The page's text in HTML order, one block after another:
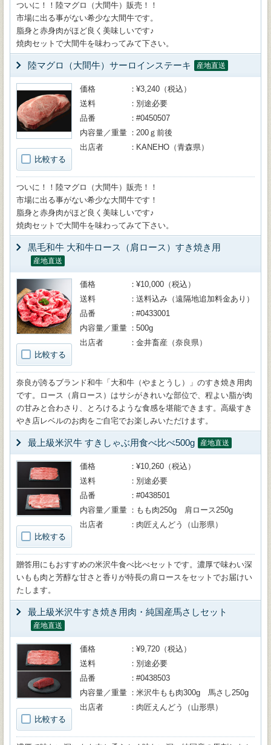
ついに！！陸マグロ（大間牛）販売！！
市場に出る事がない希少な大間牛です。
脂身と赤身肉がほど良く美味しいです♪
焼肉セットで大間牛を味わってみて下さい。
陸マグロ（大間牛）サーロインステーキ 産地直送
比較する
価格
¥3,240（税込）
送料
別途必要
品番
#0450507
内容量／重量
200ｇ前後
出店者
KANEHO（青森県）
ついに！！陸マグロ（大間牛）販売！！
市場に出る事がない希少な大間牛です！
脂身と赤身肉がほど良く美味しいです♪
焼肉セットで大間牛を味わってみて下さい。
黒毛和牛 大和牛ロース（肩ロース）すき焼き用
産地直送
比較する
価格
¥10,000（税込）
送料
送料込み（遠隔地追加料金あり）
品番
#0433001
内容量／重量
500g
出店者
金井畜産（奈良県）
奈良が誇るブランド和牛「大和牛（やまとうし）」のすき焼き用肉
です。ロース（肩ロース）はサシがきれいな部位で、程よい脂が肉
の甘みと合わさり、とろけるような食感を堪能できます。高級すき
やき店レベルのお肉をご自宅でお楽しみいただけます。
最上級米沢牛 すきしゃぶ用食べ比べ500g 産地直送
比較する
価格
¥10,260（税込）
送料
別途必要
品番
#0438501
内容量／重量
もも肉250g 肩ロース250g
出店者
肉匠えんどう（山形県）
贈答用にもおすすめの米沢牛食べ比べセットです。濃厚で味わい深
いもも肉と芳醇な甘さと香りが特長の肩ロースをセットでお届けい
たします。
最上級米沢牛すき焼き用肉・純国産馬さしセット
産地直送
比較する
価格
¥9,720（税込）
送料
別途必要
品番
#0438503
内容量／重量
米沢牛もも肉300g 馬さし250g
出店者
肉匠えんどう（山形県）